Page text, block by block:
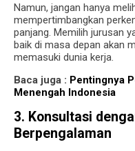
Namun, jangan hanya
mempertimbangkan
panjang. Memilih jurusan
baik di masa depan akan
memasuki dunia kerja.
Baca juga : Pentingnya
Menengah Indonesia
3. Konsultasi
Berpengalaman